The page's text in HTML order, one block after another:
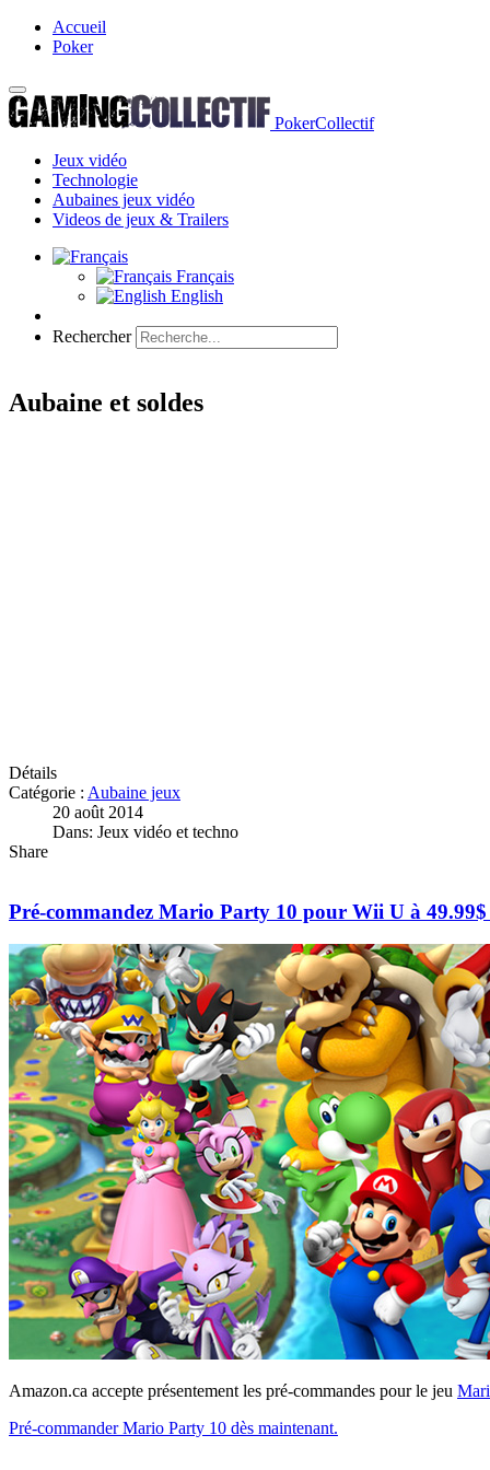
Accueil
Poker
PokerCollectif
Jeux vidéo
Technologie
Aubaines jeux vidéo
Videos de jeux & Trailers
Français
English
Rechercher
Aubaine et soldes
Détails
Catégorie : Aubaine jeux
20 août 2014
Dans: Jeux vidéo et techno
Share
Pré-commandez Mario Party 10 pour Wii U à
Amazon.ca accepte présentement les pré-commandes pour le jeu
Pré-commander Mario Party 10 dès maintenant.